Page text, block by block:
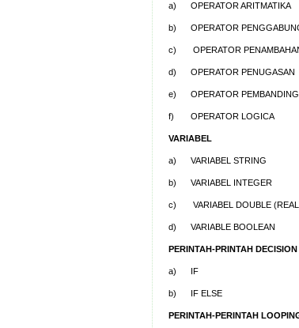
a) OPERATOR ARITMATIKA
b) OPERATOR
c) OPERATOR
d) OPERATOR PENUGASAN
e) OPERATOR PEMBANDING
f) OPERATOR LOGICA
VARIABEL
a) VARIABEL STRING
b) VARIABEL INTEGER
c) VARIABEL DOUBLE
d) VARIABLE BOOLEAN
PERINTAH-PRINTAH
a) IF
b) IF ELSE
PERINTAH-PERINTAH